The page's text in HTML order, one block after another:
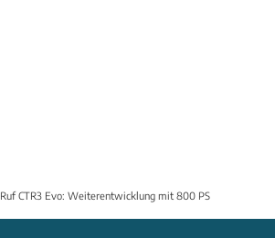
Ruf CTR3 Evo: Weiterentwicklung mit 800 PS